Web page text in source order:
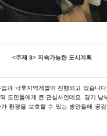
<주제 3> 지속가능한 도시계획
과 낙후지역개발이 진행되고 있습니
도민들에게 큰 관심사인데요. 경기 남
환경을 보호할 수 있는 방안들에 공